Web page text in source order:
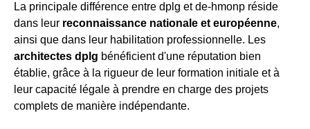
La principale différence entre dplg et de-hmonp réside
dans leur reconnaissance nationale et européenne,
ainsi que dans leur habilitation professionnelle. Les
architectes dplg bénéficient d'une réputation bien
établie, grâce à la rigueur de leur formation initiale et à
leur capacité légale à prendre en charge des projets
complets de manière indépendante.